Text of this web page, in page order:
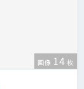
画像 14 枚